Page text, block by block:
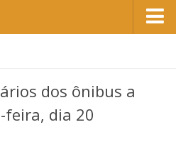
dos ônibus a
dia 20